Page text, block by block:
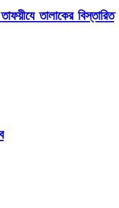
তালাকের বিস্তারিত